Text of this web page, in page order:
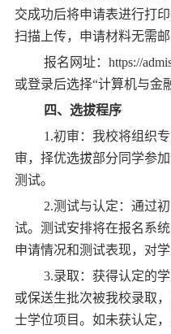
交成功后将申请表进行打
扫描上传，申请材料无需邮
报名网址：https://
或登录后选择“计算机与金
四、选拔程序
1.初审：我校将组织
审，择优选拔部分同学参
测试。
2.测试与认定：通过
试。测试安排将在报名系
申请情况和测试表现，对学
3.录取：获得认定的
或保送生批次被我校录取
士学位项目。如未获认定